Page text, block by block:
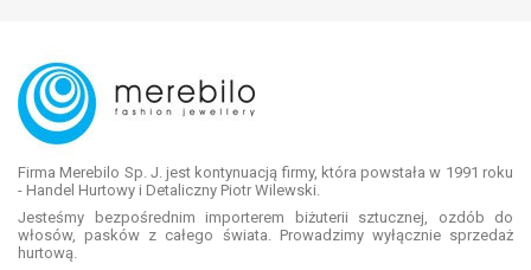
Firma Merebilo Sp. J. jest kontynuacją firmy, która powstała w 1991 roku
- Handel Hurtowy i Detaliczny Piotr Wilewski.
Jesteśmy bezpośrednim importerem biżuterii sztucznej, ozdób do
włosów, pasków z całego świata. Prowadzimy wyłącznie sprzedaż
hurtową.